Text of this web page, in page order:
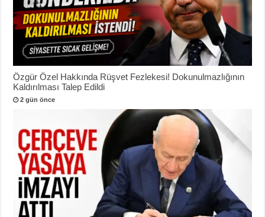
Özgür Özel Hakkında Rüşvet Fezlekesi! Dokunulmazlığının
Kaldırılması Talep Edildi
2 gün önce